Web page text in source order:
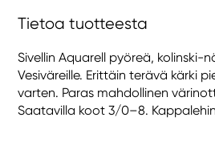
Tietoa tuotteesta
Sivellin Aquarell pyöreä, kolinski-
Vesiväreille. Erittäin terävä kärki
varten. Paras mahdollinen
Saatavilla koot 3/0–8.